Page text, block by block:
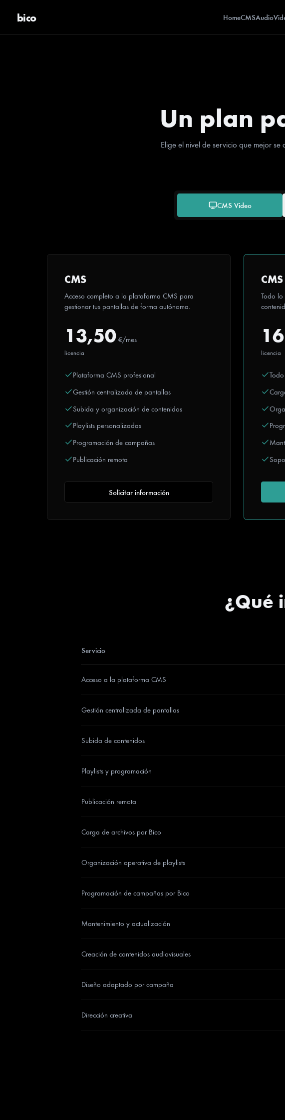
bico HomeCMSAudio
Un plan
Elige el nivel de servicio que mejor
CMS Video
CMS
Acceso completo a la plataforma CMS para
gestionar tus pantallas de forma autónoma.
13,50 €/mes
licencia
Plataforma CMS profesional
Gestión centralizada de pantallas
Subida y organización de contenidos
Playlists personalizadas
Programación de campañas
Publicación remota
Solicitar información
Todo
16
licencia
¿Qué
Servicio
Acceso a la plataforma CMS
Gestión centralizada de pantallas
Subida de contenidos
Playlists y programación
Publicación remota
Carga de archivos por Bico
Organización operativa de playlists
Programación de campañas por Bico
Mantenimiento y actualización
Creación de contenidos audiovisuales
Diseño adaptado por campaña
Dirección creativa